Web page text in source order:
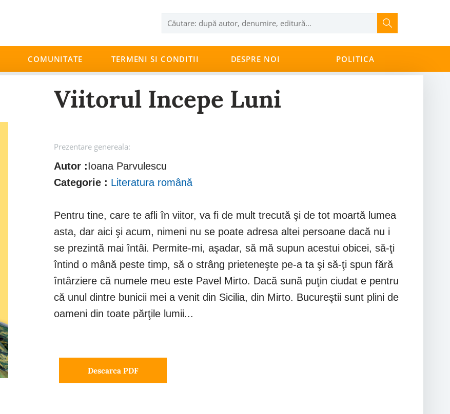
COMUNITATE TERMENI SI CONDITII DESPRE NOI POLITICA
Viitorul Incepe Luni
Prezentare genereala:
Autor :Ioana Parvulescu
Categorie : Literatura română
Pentru tine, care te afli în viitor, va fi de mult trecută şi de tot moartă lumea
asta, dar aici şi acum, nimeni nu se poate adresa altei persoane dacă nu i
se prezintă mai întâi. Permite-mi, aşadar, să mă supun acestui obicei, să-ţi
întind o mână peste timp, să o strâng prieteneşte pe-a ta şi să-ţi spun fără
întârziere că numele meu este Pavel Mirto. Dacă sună puţin ciudat e pentru
că unul dintre bunicii mei a venit din Sicilia, din Mirto. Bucureştii sunt plini de
oameni din toate părţile lumii...
Descarca PDF